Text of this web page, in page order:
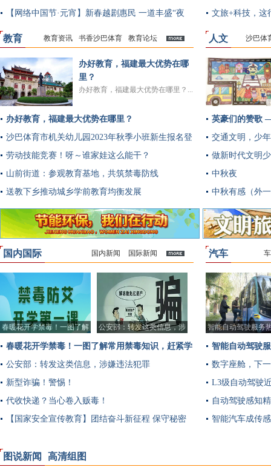
【网络中国节·元宵】新春越剧惠民 一道丰盛“夜
宴”
教育
多
教育资讯 书香沙巴体育 教育论坛
办好教育，福建最大优势在哪
里？
办好教育，福建最大优势在哪里？...
办好教育，福建最大优势在哪里？
沙巴体育市机关幼儿园2023年秋季小班新生报名登
记公告
劳动技能竞赛！呀～谁家娃这么能干？
山前街道：参观教育基地，共筑禁毒防线
送教下乡推动城乡学前教育均衡发展
文旅+科技，这
人文 沙巴体
英豪们的赞歌
交通文明，少
做新时代文明
中秋夜
中秋有感（外
国内国际 国内新闻 国际新闻
春暖花开学禁毒！一图了解
公安部：转发这类信息，涉
春暖花开学禁毒！一图了解常用禁毒知识，赶紧学
习收藏！
公安部：转发这类信息，涉嫌违法犯罪
新型诈骗！警惕！
代收快递？当心卷入贩毒！
【国家安全宣传教育】团结奋斗新征程 保守秘密
汽车
智能自动驾驶服务
智能自动驾驶
数字座舱，下
L3级自动驾驶
自动驾驶感知
智能汽车成传
图说新闻 高清组图